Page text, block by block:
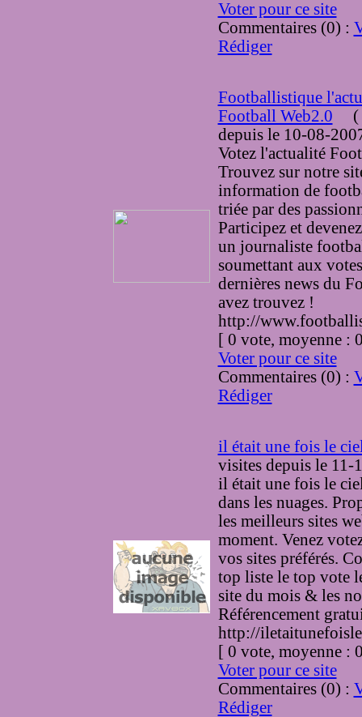
Voter pour ce site
Commentaires (0) :
Rédiger
Footballistique
Football Web2.0 (
depuis le 10-08-
Votez l'actualité
Trouvez sur notre
information de
triée par des
Participez et
un journaliste
soumettant aux
dernières news du
avez trouvez !
http://
[ 0 vote, moyenne
Voter pour ce site
Commentaires (0) :
Rédiger
il était une fois le
visites depuis le 11-
il était une fois le
dans les nuages.
les meilleurs sites
moment. Venez
vos sites préférés.
top liste le top vote
site du mois & les
Référencement
http://
[ 0 vote, moyenne
Voter pour ce site
Commentaires (0) :
Rédiger